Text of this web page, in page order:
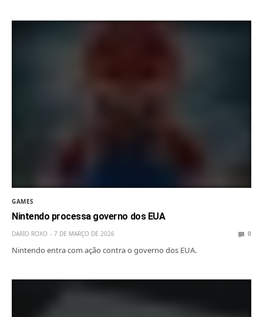
GAMES
Nintendo processa governo dos EUA
DARIO ROXO 7 DE MARÇO DE 2026 0
Nintendo entra com ação contra o governo dos EUA.